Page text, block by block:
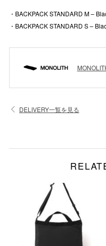
・BACKPACK STANDARD M –
・BACKPACK STANDARD S –
DELIVERY一覧を見る